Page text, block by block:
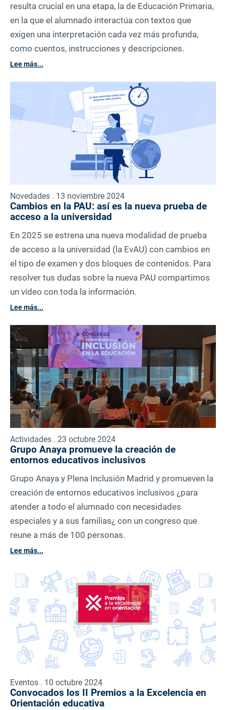
resulta crucial en una etapa, la de Educación Primaria,
en la que el alumnado interactúa con textos que
exigen una interpretación cada vez más profunda,
como cuentos, instrucciones y descripciones.
Lee más...
Novedades . 13 noviembre 2024
Cambios en la PAU: así es la nueva prueba de
acceso a la universidad
En 2025 se estrena una nueva modalidad de prueba
de acceso a la universidad (la EvAU) con cambios en
el tipo de examen y dos bloques de contenidos. Para
resolver tus dudas sobre la nueva PAU compartimos
un vídeo con toda la información.
Lee más...
Actividades . 23 octubre 2024
Grupo Anaya promueve la creación de
entornos educativos inclusivos
Grupo Anaya y Plena Inclusión Madrid y promueven la
creación de entornos educativos inclusivos ¿para
atender a todo el alumnado con necesidades
especiales y a sus familias¿ con un congreso que
reune a más de 100 personas.
Lee más...
Eventos . 10 octubre 2024
Convocados los II Premios a la Excelencia en
Orientación educativa